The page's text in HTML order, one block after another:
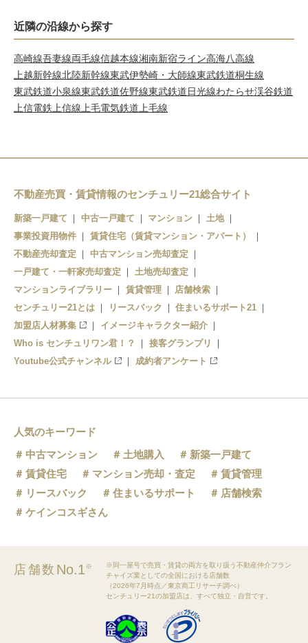
近隣の沿線から探す
高崎線吾妻線両毛線信越本線湘南新宿ライン高海八高線
上越新幹線北陸新幹線東武伊勢崎・大師線東武鉄道桐生線
東武鉄道小泉線東武鉄道佐野線東武鉄道日光線わたらせ渓谷鉄道
上信電鉄上信線 上毛電気鉄道上毛線
不動産売買・賃貸情報のセンチュリー21総合サイト
新築一戸建て 中古一戸建て マンション
土地
事業投資用物件
賃貸住宅（賃貸マンション・アパート）
不動産売却査定
中古マンション売却査定
一戸建て・一軒家売却査定
土地売却査定
マンションライブラリー
賃貸管理
店舗検索
センチュリー21とは
リースバック
住まいるサポート21
加盟店人材募集
イメージキャラクター紹介
Who is センチュリワン君！？
接客グランプリ
Youtube公式チャンネル
成約者アンケート
人気のキーワード
中古マンション
土地購入
新築一戸建て
賃貸住宅
マンション売却・査定
賃貸管理
リースバック
住まいるサポート
店舗検索
ケインコスギさん
店舗数 No.1※
※同一屋号で売買・賃貸の両方を取り扱う不動産仲介フラン
チャイズ業としての全国における店舗数
（2026年7月時点／東京商工リサーチ調べ）
センチュリー21の加盟店は、すべて独立・自営です。